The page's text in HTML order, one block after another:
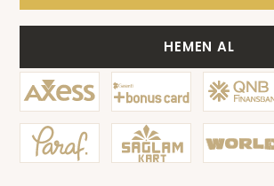
HEMEN AL